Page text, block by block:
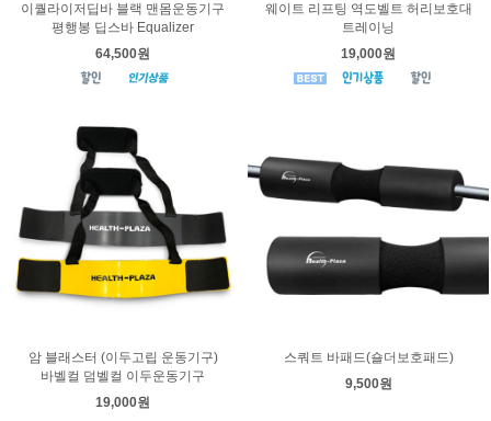
이퀄라이저딥바 블랙 맨몸운동기구
평행봉 딥스바 Equalizer
64,500원
웨이트 리프팅 역도벨트 허리보호대
트레이닝
19,000원
암 블래스터 (이두고립 운동기구)
바벨컬 덤벨컬 이두운동기구
19,000원
스쿼트 바패드(숄더보호패드)
9,500원